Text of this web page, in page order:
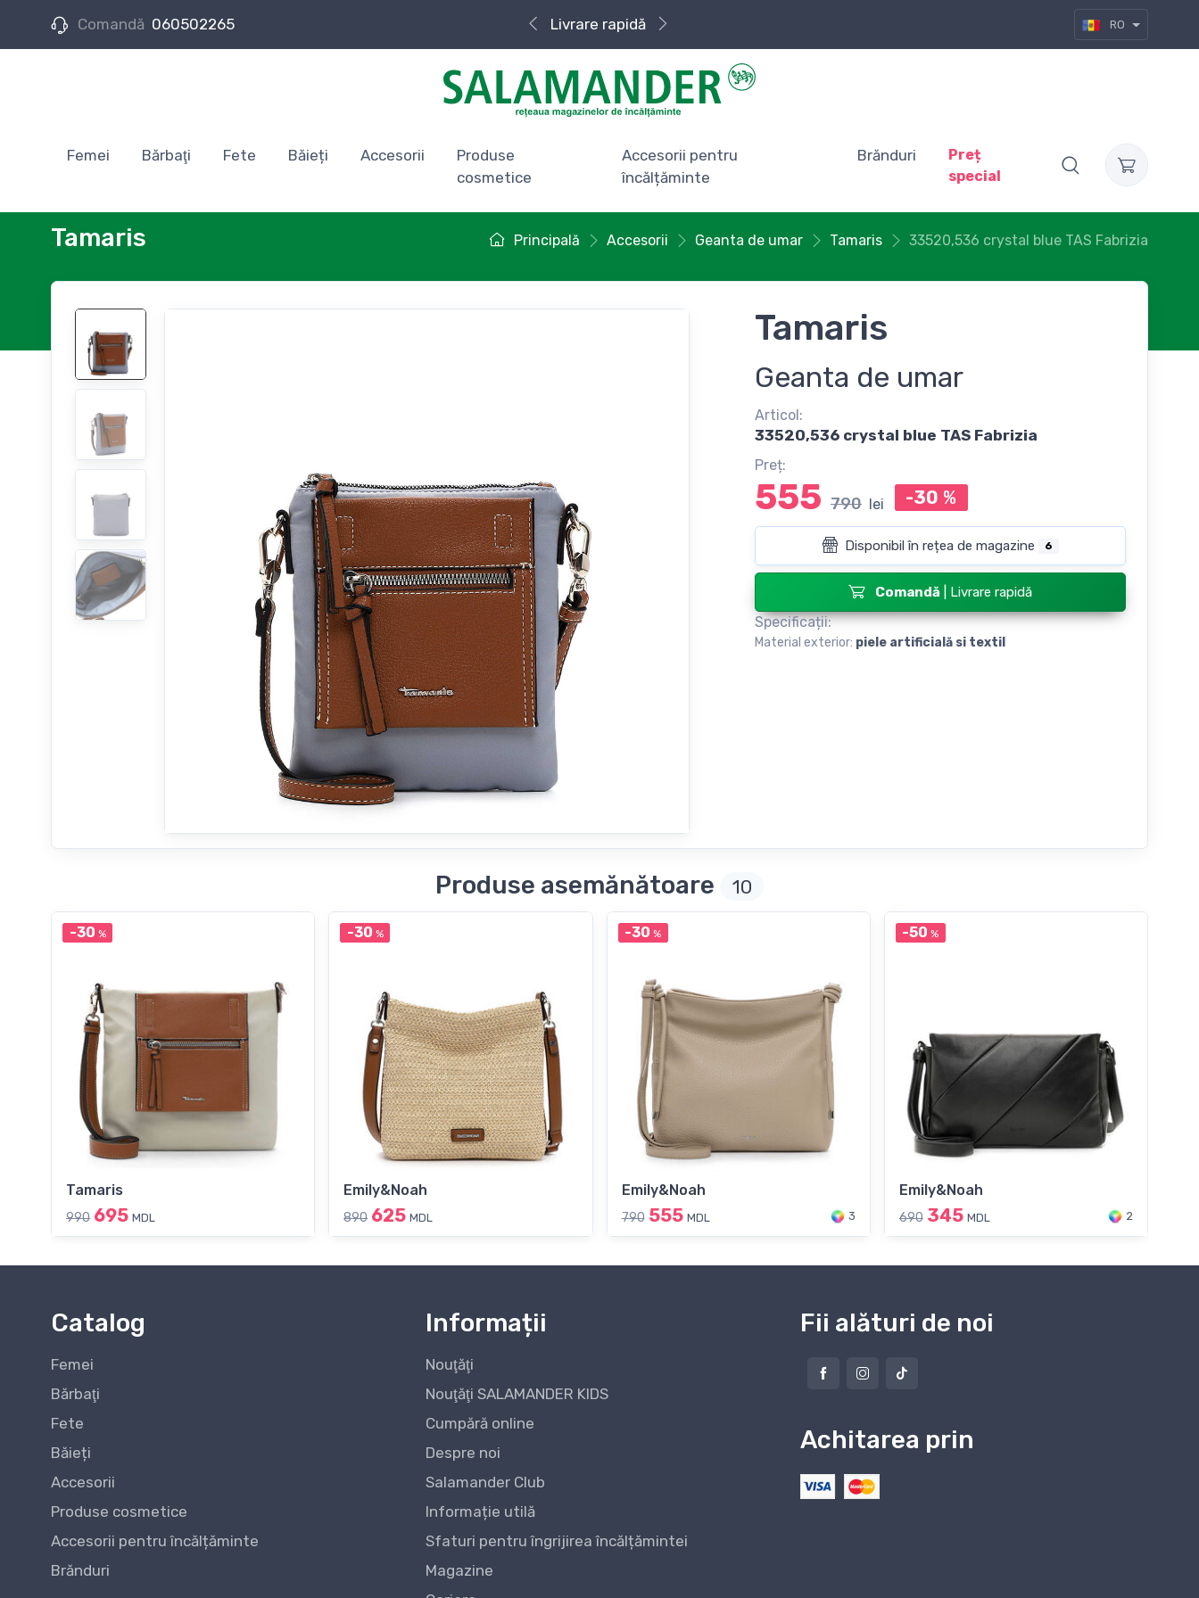
Comandă 060502265 Livrare rapidă RO
Femei Bărbaţi Fete Băieți Accesorii
Produse
cosmetice
Accesorii pentru
încălțăminte
Brănduri
Preț
special
Principală Accesorii Geanta de umar Tamaris 33520,536 crystal blue TAS Fabrizia
Tamaris
Tamaris
Geanta de umar
Articol:
33520,536 crystal blue TAS Fabrizia
Preț:
555 790 lei -30 %
Disponibil în rețea de magazine 6
Comandă | Livrare rapidă
Specificații:
Material exterior: piele artificială si textil
Produse asemănătoare 10
-30 %
Tamaris
990 695 MDL
-30 %
Emily&Noah
890 625 MDL
-30 %
Emily&Noah
790 555 MDL 3
-50 %
Emily&Noah
690 345 MDL 2
Catalog
Femei
Bărbaţi
Fete
Băieți
Accesorii
Produse cosmetice
Accesorii pentru încălțăminte
Brănduri
Informații
Nouţăţi
Nouţăţi SALAMANDER KIDS
Cumpără online
Despre noi
Salamander Club
Informație utilă
Sfaturi pentru îngrijirea încălțămintei
Magazine
Fii alături de noi
Achitarea prin